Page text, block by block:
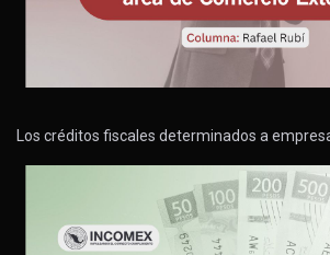
Los créditos fiscales determinados a